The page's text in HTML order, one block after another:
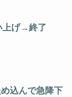
上げ→終了
込んで急降下